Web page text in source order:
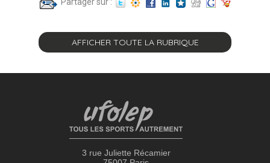
Partager sur :
AFFICHER TOUTE LA RUBRIQUE
3 rue Juliette Récamier